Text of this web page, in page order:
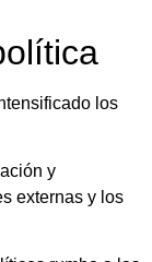
los
y
externas y los